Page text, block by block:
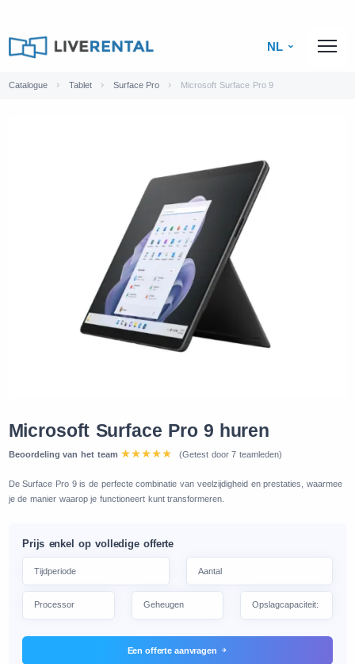
NL
Catalogue Tablet Surface Pro Microsoft Surface Pro 9
Microsoft Surface Pro 9 huren
Beoordeling van het team (Getest door 7 teamleden)
De Surface Pro 9 is de perfecte combinatie van veelzijdigheid en prestaties, waarmee
je de manier waarop je functioneert kunt transformeren.
Prijs enkel op volledige offerte
Een offerte aanvragen